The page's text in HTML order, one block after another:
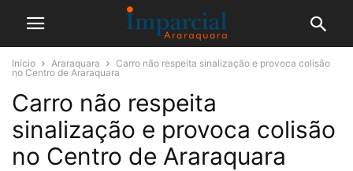
Início Araraquara
Carro não respeita sinalização e provoca colisão
no Centro de Araraquara
Carro não respeita
sinalização e provoca colisão
no Centro de Araraquara